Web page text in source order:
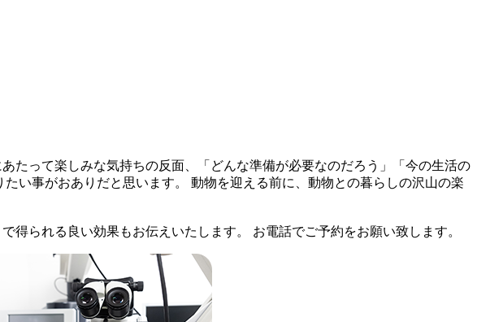
たって楽しみな気持ちの反面、「どんな準備が必要なのだろう」「今の生活の
い事がおありだと思います。 動物を迎える前に、動物との暮らしの沢山の楽
得られる良い効果もお伝えいたします。 お電話でご予約をお願い致します。